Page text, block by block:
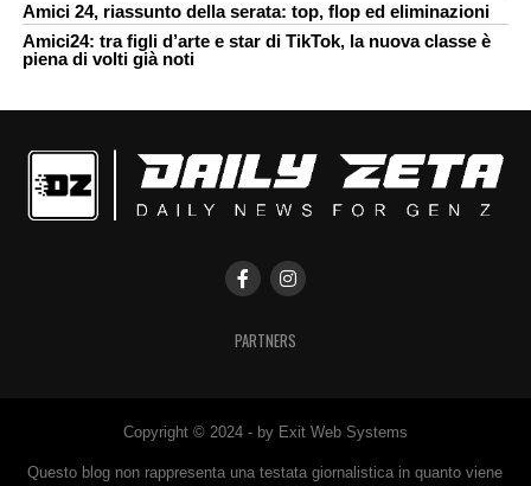
Amici 24, riassunto della serata: top, flop ed eliminazioni
Amici24: tra figli d’arte e star di TikTok, la nuova classe è
piena di volti già noti
PARTNERS
Copyright © 2024 - by Exit Web Systems
Questo blog non rappresenta una testata giornalistica in quanto viene